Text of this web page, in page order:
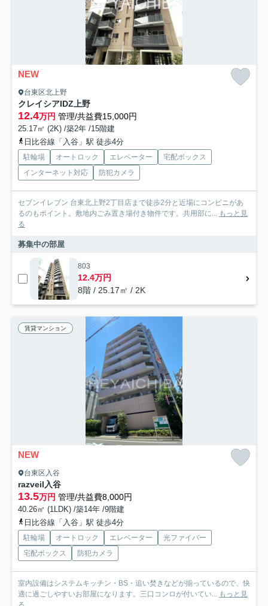
NEW
台東区北上野
クレイシアIDZ上野
12.4万円 管理/共益費15,000円
25.17㎡ (2K) /築2年 /15階建
日比谷線「入谷」駅 徒歩4分
駐輪場 オートロック エレベーター
宅配ボックス
インターネット対応
防犯カメラ
セブンイレブン 台東北上野2丁目店まで徒歩2分と近場にコンビニがあ
るのもポイント。敷地内ごみ置き場付き物件です。共用部に... もっと見
る
募集中の部屋
803
12.4万円
8階 / 25.17㎡ / 2K
賃貸マンション
NEW
台東区入谷
razveil入谷
13.5万円 管理/共益費8,000円
40.26㎡ (1LDK) /築14年 /9階建
日比谷線「入谷」駅 徒歩4分
駐輪場 オートロック エレベーター
光ファイバー
宅配ボックス
防犯カメラ
室内設備はシステムキッチン・BS・追い焚きなどが揃っているので、快
適に過ごしやすいお部屋になります。三口コンロが付いてい... もっと見